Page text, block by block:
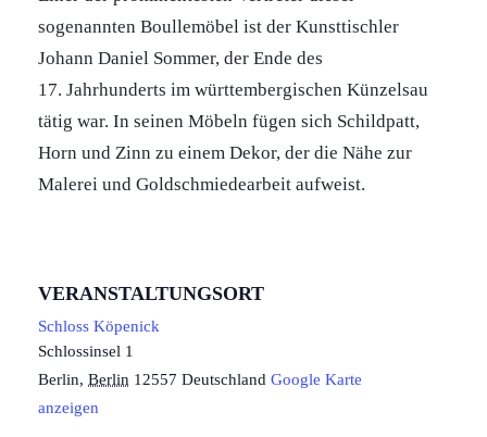
sogenannten Boullemöbel ist der Kunsttischler
Johann Daniel Sommer, der Ende des
17. Jahrhunderts im württembergischen Künzelsau
tätig war. In seinen Möbeln fügen sich Schildpatt,
Horn und Zinn zu einem Dekor, der die Nähe zur
Malerei und Goldschmiedearbeit aufweist.
VERANSTALTUNGSORT
Schloss Köpenick
Schlossinsel 1
Berlin, Berlin 12557 Deutschland Google Karte
anzeigen